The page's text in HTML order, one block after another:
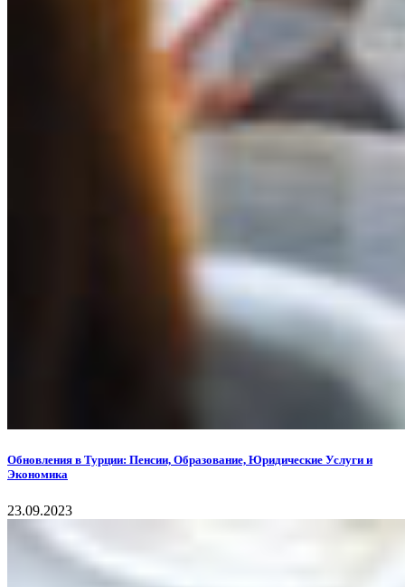
Обновления в Турции: Пенсии, Образование, Юридические Услуги и
Экономика
23.09.2023